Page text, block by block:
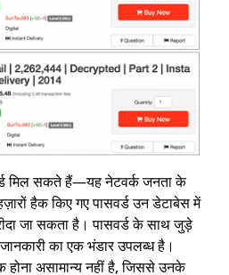
मिल सकते हैं—यह नेटवर्क जनता के
हैक किए गए पासवर्ड उन डेटाबेस में
जा सकता है। पासवर्ड के साथ जुड़े
का एक भंडार उपलब्ध है।
असामान्य नहीं है, जिससे उनके